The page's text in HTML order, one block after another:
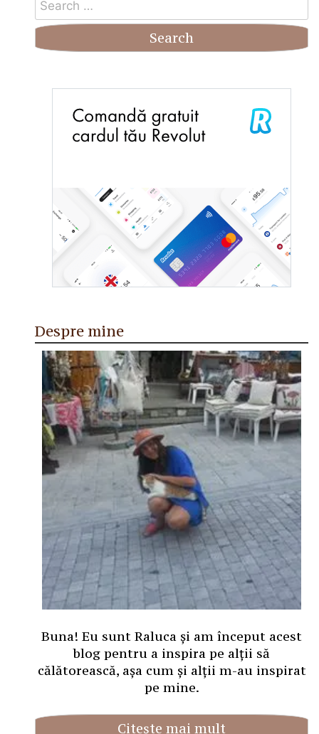
for:
Despre mine
Buna! Eu sunt Raluca și am început acest
blog pentru a inspira pe alții să
călătorească, așa cum și alții m-au inspirat
pe mine.
Citește mai mult